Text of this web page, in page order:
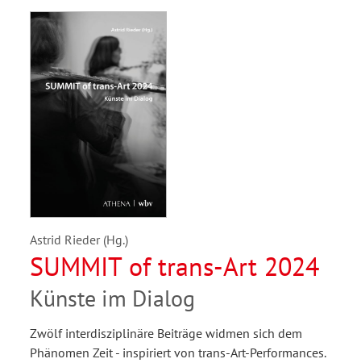
Astrid Rieder (Hg.)
SUMMIT of trans-Art 2024
Künste im Dialog
Zwölf interdisziplinäre Beiträge widmen sich dem
Phänomen Zeit - inspiriert von trans-Art-Performances.